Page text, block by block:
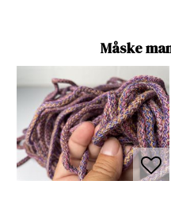
Måske